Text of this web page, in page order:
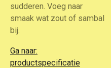
sudderen. Voeg naar
smaak wat zout of sambal
bij.
Ga naar:
productspecificatie